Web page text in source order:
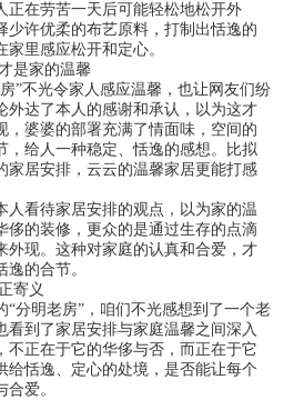
正在劳苦一天后可能轻松地松开外
少许优柔的布艺原料，打制出恬逸的
里感应松开和定心。
家的温馨
不光令家人感应温馨，也让网友们纷
外达了本人的感谢和承认，以为这才
，婆婆的部署充满了情面味，空间的
，给人一种稳定、恬逸的感想。比拟
家居安排，云云的温馨家居更能打感
看待家居安排的观点，以为家的温
侈的装修，更众的是通过生存的点滴
外现。这种对家庭的认真和合爱，才
的合节。
寄义
明老房”，咱们不光感想到了一个老
看到了家居安排与家庭温馨之间深入
不正在于它的华侈与否，而正在于它
给恬逸、定心的处境，是否能让每个
爱。